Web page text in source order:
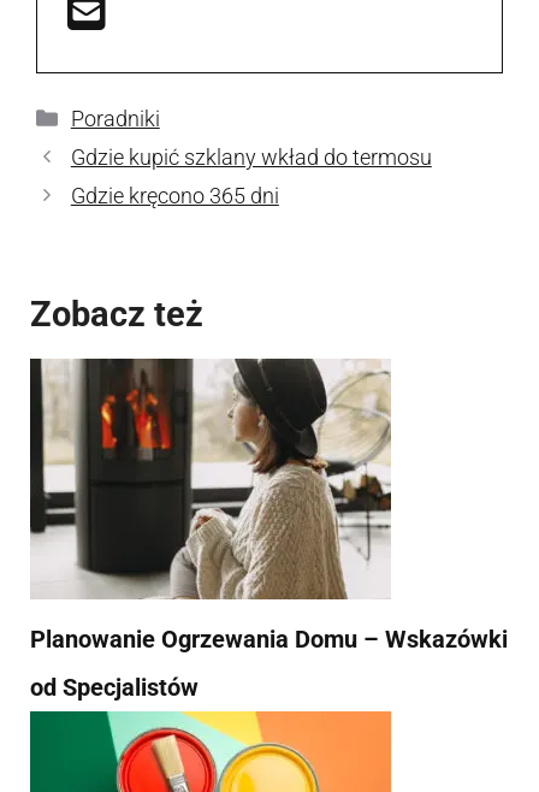
Kategorie
Poradniki
Gdzie kupić szklany wkład do termosu
Gdzie kręcono 365 dni
Zobacz też
Planowanie Ogrzewania Domu – Wskazówki
od Specjalistów